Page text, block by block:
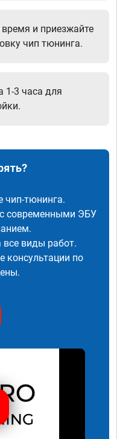
и приезжайте
чип тюнинга.
1-3 часа для
чип-тюнинга.
современными ЭБУ
виды работ.
консультации по